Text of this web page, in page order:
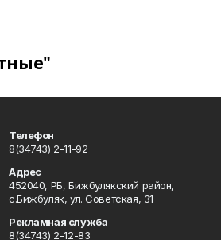
Телефон
8(34743) 2-11-92
Адрес
452040, РБ, Бижбулякский район,
с.Бижбуляк, ул. Советская, 31
Рекламная служба
8(34743) 2-12-83